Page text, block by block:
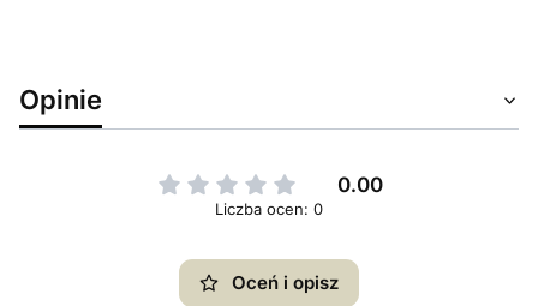
Opinie
0.00
Liczba ocen: 0
Oceń i opisz